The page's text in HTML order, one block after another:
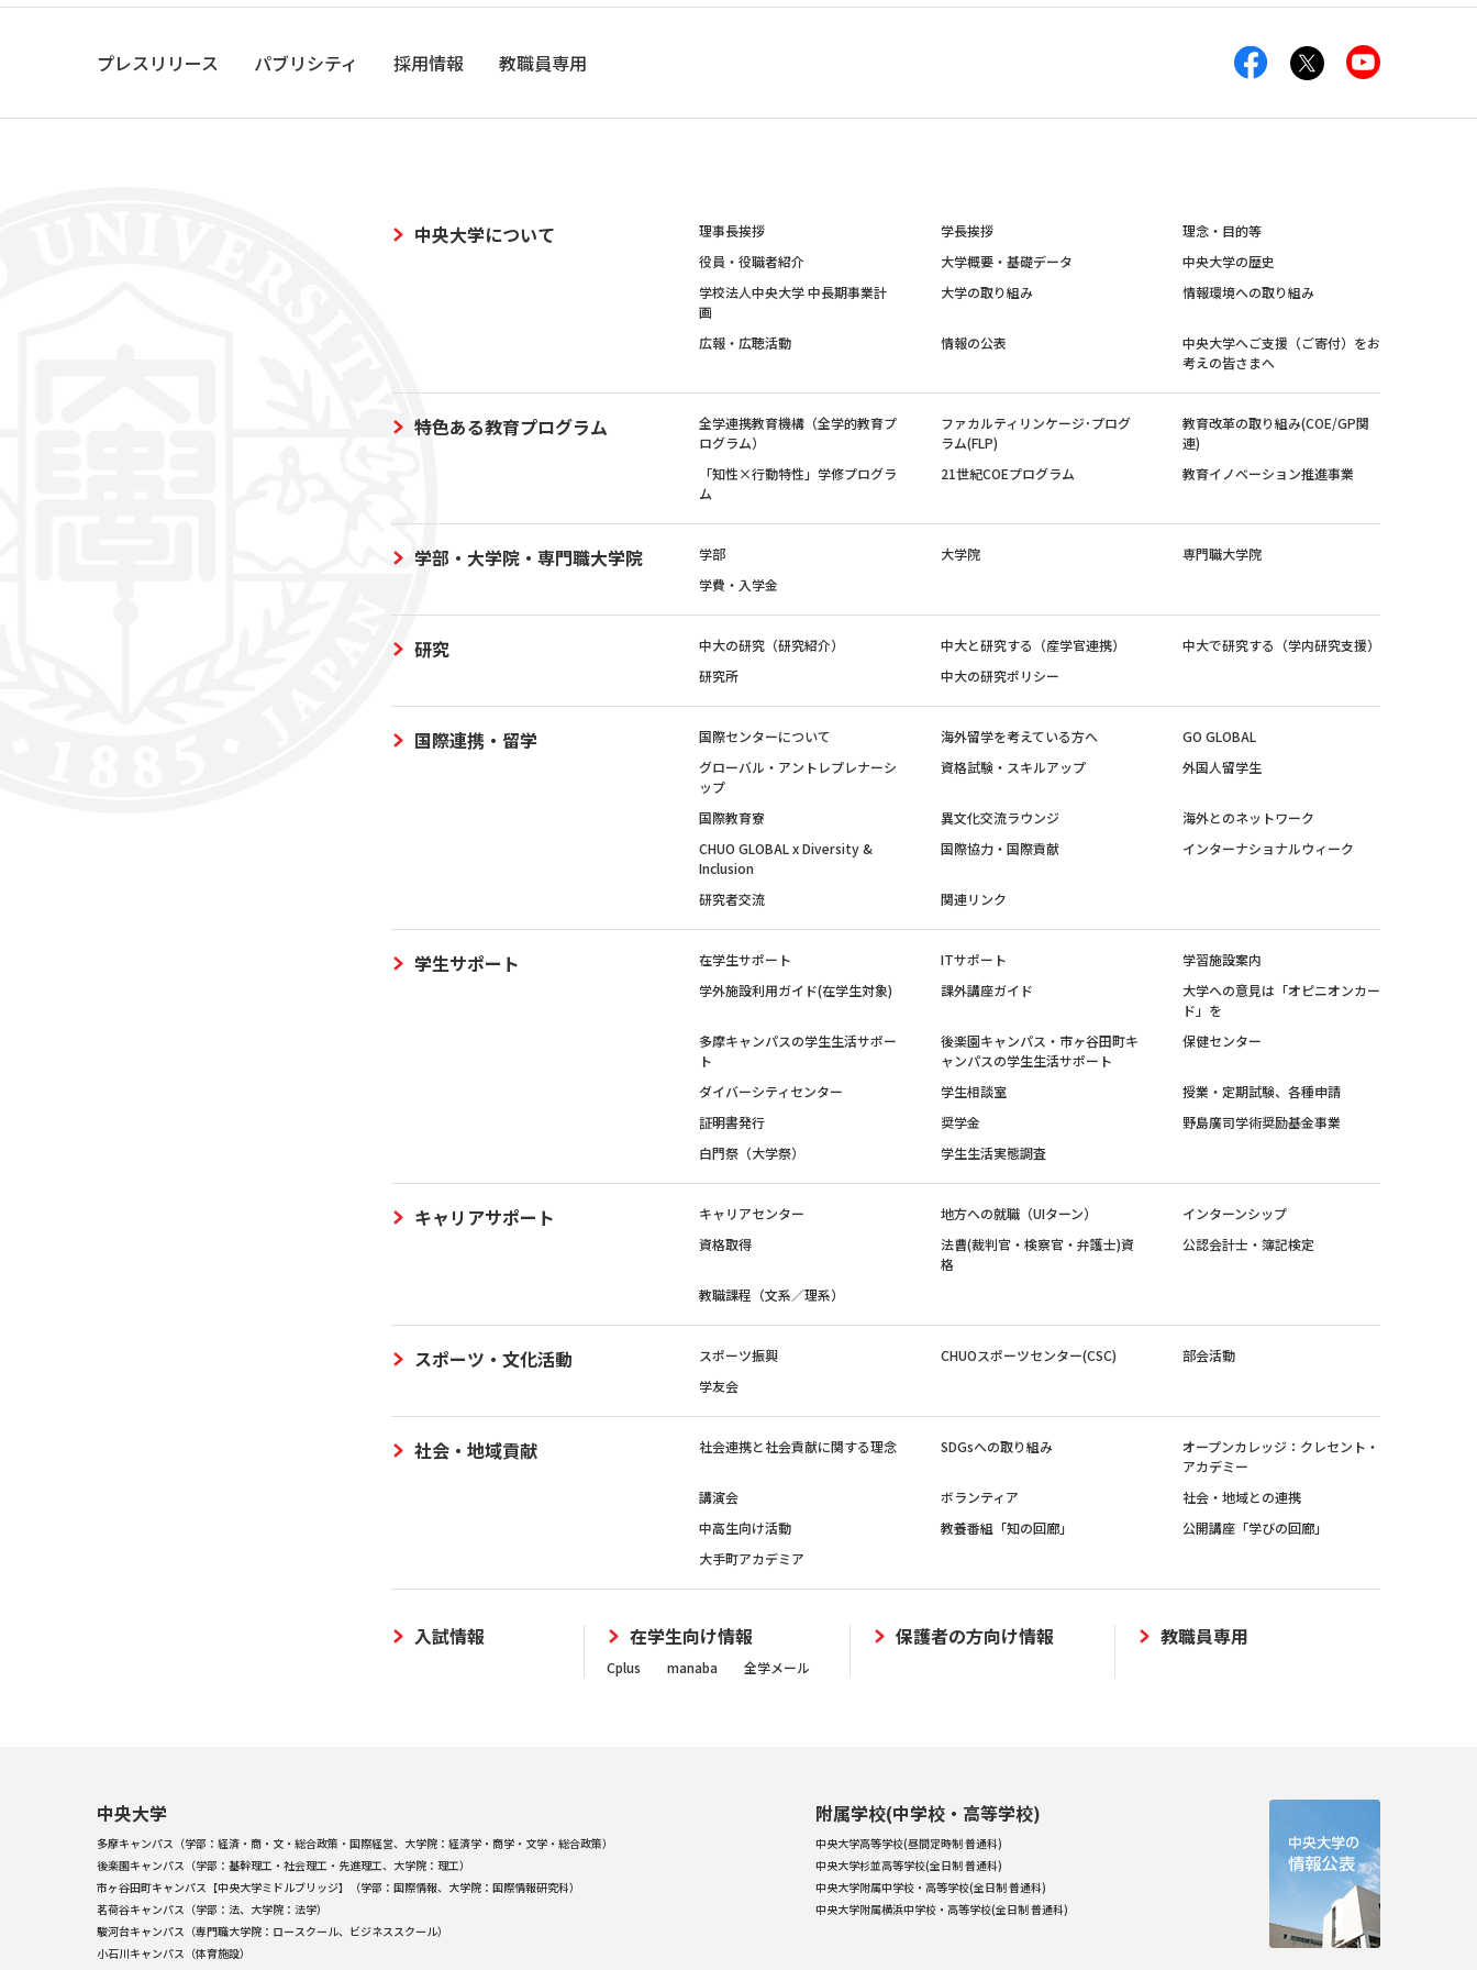
プレスリリース パブリシティ 採用情報 教職員専用
中央大学について 理事長挨拶 学長挨拶
理念・目的等
役員・役職者紹介
大学概要・基礎データ
中央大学の歴史
学校法人中央大学 中長期事業計
画
大学の取り組み 情報環境への取り組み
広報・広聴活動 情報の公表
中央大学へご支援（ご寄付）をお
考えの皆さまへ
特色ある教育プログラム
全学連携教育機構（全学的教育プ
ログラム）
ファカルティリンケージ･プログ
ラム(FLP)
教育改革の取り組み(COE/GP関
連)
「知性×行動特性」学修プログラ
ム
21世紀COEプログラム 教育イノベーション推進事業
学部・大学院・専門職大学院 学部 大学院
専門職大学院
学費・入学金
研究 中大の研究（研究紹介） 中大と研究する（産学官連携）
中大で研究する（学内研究支援）
研究所
中大の研究ポリシー
国際連携・留学 国際センターについて 海外留学を考えている方へ
GO GLOBAL
グローバル・アントレプレナーシ
ップ
資格試験・スキルアップ 外国人留学生
国際教育寮 異文化交流ラウンジ
海外とのネットワーク
CHUO GLOBAL x Diversity &
Inclusion
国際協力・国際貢献 インターナショナルウィーク
研究者交流 関連リンク
学生サポート 在学生サポート ITサポート
学習施設案内
学外施設利用ガイド(在学生対象)
課外講座ガイド
大学への意見は「オピニオンカー
ド」を
多摩キャンパスの学生生活サポー
ト
後楽園キャンパス・市ヶ谷田町キ
ャンパスの学生生活サポート
保健センター
ダイバーシティセンター 学生相談室
授業・定期試験、各種申請
証明書発行
奨学金
野島廣司学術奨励基金事業
白門祭（大学祭）
学生生活実態調査
キャリアサポート キャリアセンター 地方への就職（UIターン）
インターンシップ
資格取得
法曹(裁判官・検察官・弁護士)資
格
公認会計士・簿記検定
教職課程（文系／理系）
スポーツ・文化活動 スポーツ振興 CHUOスポーツセンター(CSC)
部会活動
学友会
社会・地域貢献 社会連携と社会貢献に関する理念 SDGsへの取り組み
オープンカレッジ：クレセント・
アカデミー
講演会
ボランティア
社会・地域との連携
中高生向け活動
教養番組「知の回廊」
公開講座「学びの回廊」
大手町アカデミア
入試情報 在学生向け情報
Cplus manaba 全学メール
保護者の方向け情報 教職員専用
中央大学
多摩キャンパス（学部：経済・商・文・総合政策・国際経営、大学院：経済学・商学・文学・総合政策）
後楽園キャンパス（学部：基幹理工・社会理工・先進理工、大学院：理工）
市ヶ谷田町キャンパス【中央大学ミドルブリッジ】（学部：国際情報、大学院：国際情報研究科）
茗荷谷キャンパス（学部：法、大学院：法学）
駿河台キャンパス（専門職大学院：ロースクール、ビジネススクール）
小石川キャンパス（体育施設）
附属学校(中学校・高等学校)
中央大学高等学校(昼間定時制 普通科)
中央大学杉並高等学校(全日制 普通科)
中央大学附属中学校・高等学校(全日制 普通科)
中央大学附属横浜中学校・高等学校(全日制 普通科)